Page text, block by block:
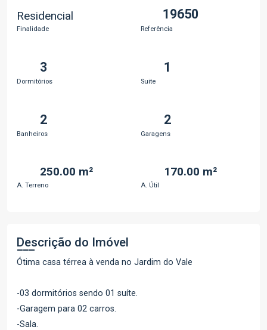
Residencial
Finalidade
19650
Referência
3
Dormitórios
1
Suite
2
Banheiros
2
Garagens
250.00 m²
A. Terreno
170.00 m²
A. Útil
Descrição do Imóvel
Ótima casa térrea à venda no Jardim do Vale
-03 dormitórios sendo 01 suíte.
-Garagem para 02 carros.
-Sala.